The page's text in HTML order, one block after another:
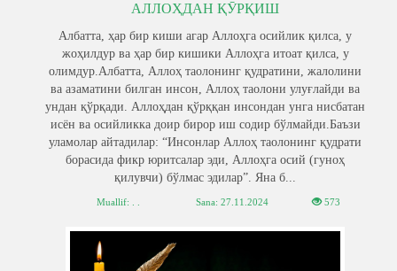
АЛЛОҲДАН ҚӮРҚИШ
Албатта, ҳар бир киши агар Аллоҳга осийлик қилса, у
жоҳилдур ва ҳар бир кишики Аллоҳга итоат қилса, у
олимдур.Албатта, Аллоҳ таолонинг қудратини, жалолини
ва азаматини билган инсон, Аллоҳ таолони улуғлайди ва
ундан қўрқади. Аллоҳдан қўрққан инсондан унга нисбатан
исён ва осийликка доир бирор иш содир бўлмайди.Баъзи
уламолар айтадилар: “Инсонлар Аллоҳ таолонинг қудрати
борасида фикр юритсалар эди, Аллоҳга осий (гуноҳ
қилувчи) бўлмас эдилар”. Яна б...
Muallif: . . Sana: 27.11.2024 573